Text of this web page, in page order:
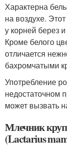
Характерна
на воздухе.
у корней берез
Кроме белого
отличается
бахромчатыми
Употребление
недостаточном
может вызвать
Млечник
(Lactarius